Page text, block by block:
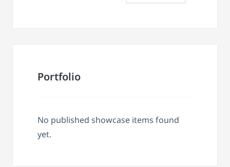
Portfolio
No published showcase items found
yet.